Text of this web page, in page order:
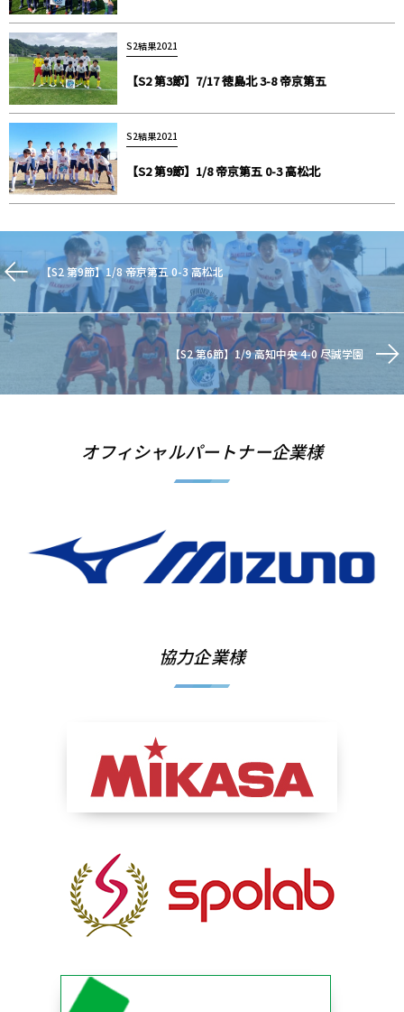
S2結果2021
【S2 第3節】7/17 徳島北 3-8 帝京第五
S2結果2021
【S2 第9節】1/8 帝京第五 0-3 高松北
【S2 第9節】1/8 帝京第五 0-3 高松北
【S2 第6節】1/9 高知中央 4-0 尽誠学園
オフィシャルパートナー企業様
協力企業様